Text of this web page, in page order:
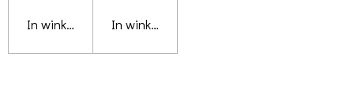
In winkelwagenIn winkelwagen